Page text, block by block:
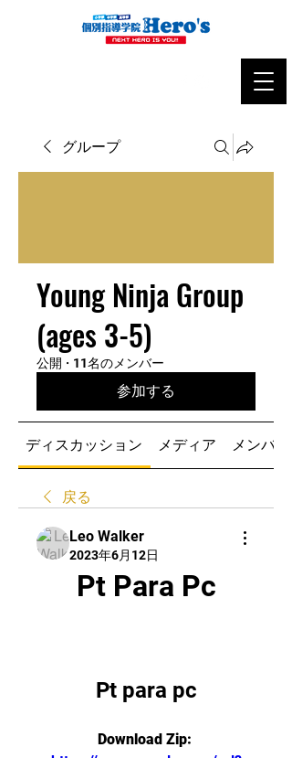
グループ
Young Ninja Group
(ages 3-5)
公開 · 11名のメンバー
参加する
ディスカッション メディア メンバー
戻る
Leo Walker
2023年6月12日
Pt Para Pc
Pt para pc